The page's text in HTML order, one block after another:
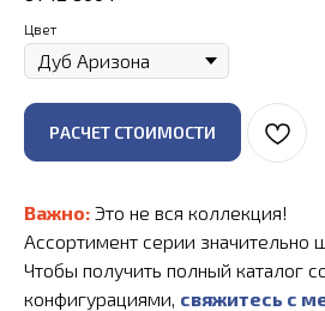
Цвет
РАСЧЕТ СТОИМОСТИ
Важно: Это не вся коллекция!
Ассортимент серии значительно
Чтобы получить полный каталог
конфигурациями, свяжитесь с